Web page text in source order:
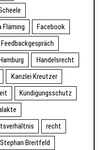
Fläming
Facebook
Feedbackgespräch
Handelsrecht
Kanzlei Kreutzer
Kündigungsschutz
recht
Stephan Breitfeld